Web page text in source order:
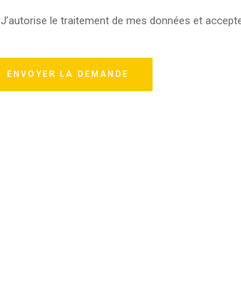
J’autorise le traitement de mes données et
ENVOYER LA DEMANDE